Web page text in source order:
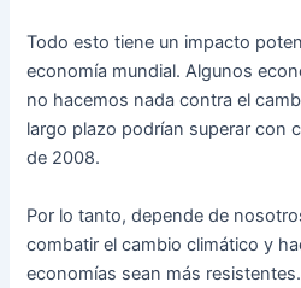
Todo esto tiene un impacto
economía mundial. Algunos
no hacemos nada contra el
largo plazo podrían superar con
de 2008.
Por lo tanto, depende de
combatir el cambio climático y
economías sean más resistentes.